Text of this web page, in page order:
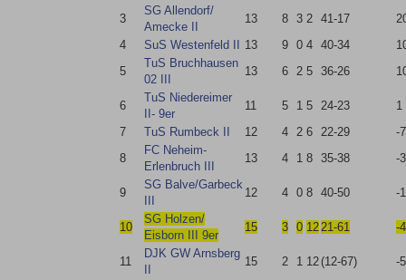
3
SG Allendorf/​
Amecke II
13 8 3 2 41-17
4
SuS Westenfeld II 13 9 0 4 40-34
5
TuS Bruchhausen
02 III
13 6 2 5 36-26
6
TuS Niedereimer
II- 9er
11 5 1 5 24-23
1
7
TuS Rumbeck II 12 4 2 6 22-29
-7
8
FC Neheim-
Erlenbruch III
13 4 1 8 35-38 -3
9
SG Balve/​Garbeck
12 4 0 8 40-50 -
10
SG Holzen/​
Eisborn III 9er
15 3 0 1221-61 -
11
DJK GW Arnsberg
15 2 1 12(12-67) -